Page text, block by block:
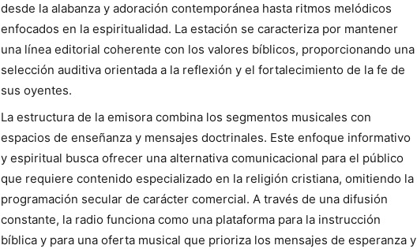
desde la alabanza y adoración contemporánea hasta ritmos melódicos
enfocados en la espiritualidad. La estación se caracteriza por mantener
una línea editorial coherente con los valores bíblicos, proporcionando una
selección auditiva orientada a la reflexión y el fortalecimiento de la fe de
sus oyentes.
La estructura de la emisora combina los segmentos musicales con
espacios de enseñanza y mensajes doctrinales. Este enfoque informativo
y espiritual busca ofrecer una alternativa comunicacional para el público
que requiere contenido especializado en la religión cristiana, omitiendo la
programación secular de carácter comercial. A través de una difusión
constante, la radio funciona como una plataforma para la instrucción
bíblica y para una oferta musical que prioriza los mensajes de esperanza y